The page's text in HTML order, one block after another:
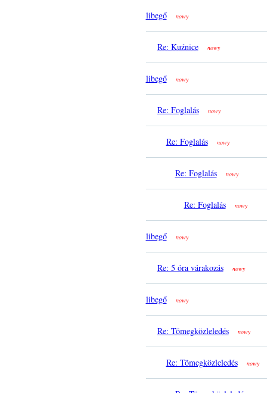
libegő nowy
Re: Kuźnice nowy
libegő nowy
Re: Foglalás nowy
Re: Foglalás nowy
Re: Foglalás nowy
Re: Foglalás nowy
libegő nowy
Re: 5 óra várakozás nowy
libegő nowy
Re: Tömegközleledés nowy
Re: Tömegközleledés nowy